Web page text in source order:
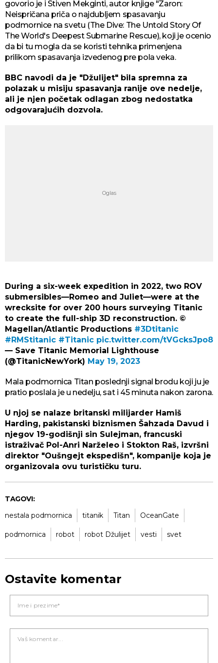
govorio je i Stiven Mekginti, autor knjige "Zaron:
Neispričana priča o najdubljem spasavanju
podmornice na svetu (The Dive: The Untold Story Of
The World's Deepest Submarine Rescue), koji je ocenio
da bi tu mogla da se koristi tehnika primenjena
prilikom spasavanja izvedenog pre pola veka.
BBC navodi da je "Džulijet" bila spremna za
polazak u misiju spasavanja ranije ove nedelje,
ali je njen početak odlagan zbog nedostatka
odgovarajućih dozvola.
During a six-week expedition in 2022, two ROV
submersibles—Romeo and Juliet—were at the
wrecksite for over 200 hours surveying Titanic
to create the full-ship 3D reconstruction. ©
Magellan/Atlantic Productions #3Dtitanic
#RMStitanic #Titanic pic.twitter.com/tVGcksJpo8
— Save Titanic Memorial Lighthouse
(@TitanicNewYork) May 19, 2023
Mala podmornica Titan poslednji signal brodu koji ju je
pratio poslala je u nedelju, sat i 45 minuta nakon zarona.
U njoj se nalaze britanski milijarder Hamiš
Harding, pakistanski biznismen Šahzada Davud i
njegov 19-godišnji sin Sulejman, francuski
istraživač Pol-Anri Narželeo i Stokton Raš, izvršni
direktor "Oušngejt ekspedišn", kompanije koja je
organizovala ovu turističku turu.
TAGOVI:
nestala podmornica
titanik Titan OceanGate
podmornica robot robot Džulijet vesti svet
Ostavite komentar